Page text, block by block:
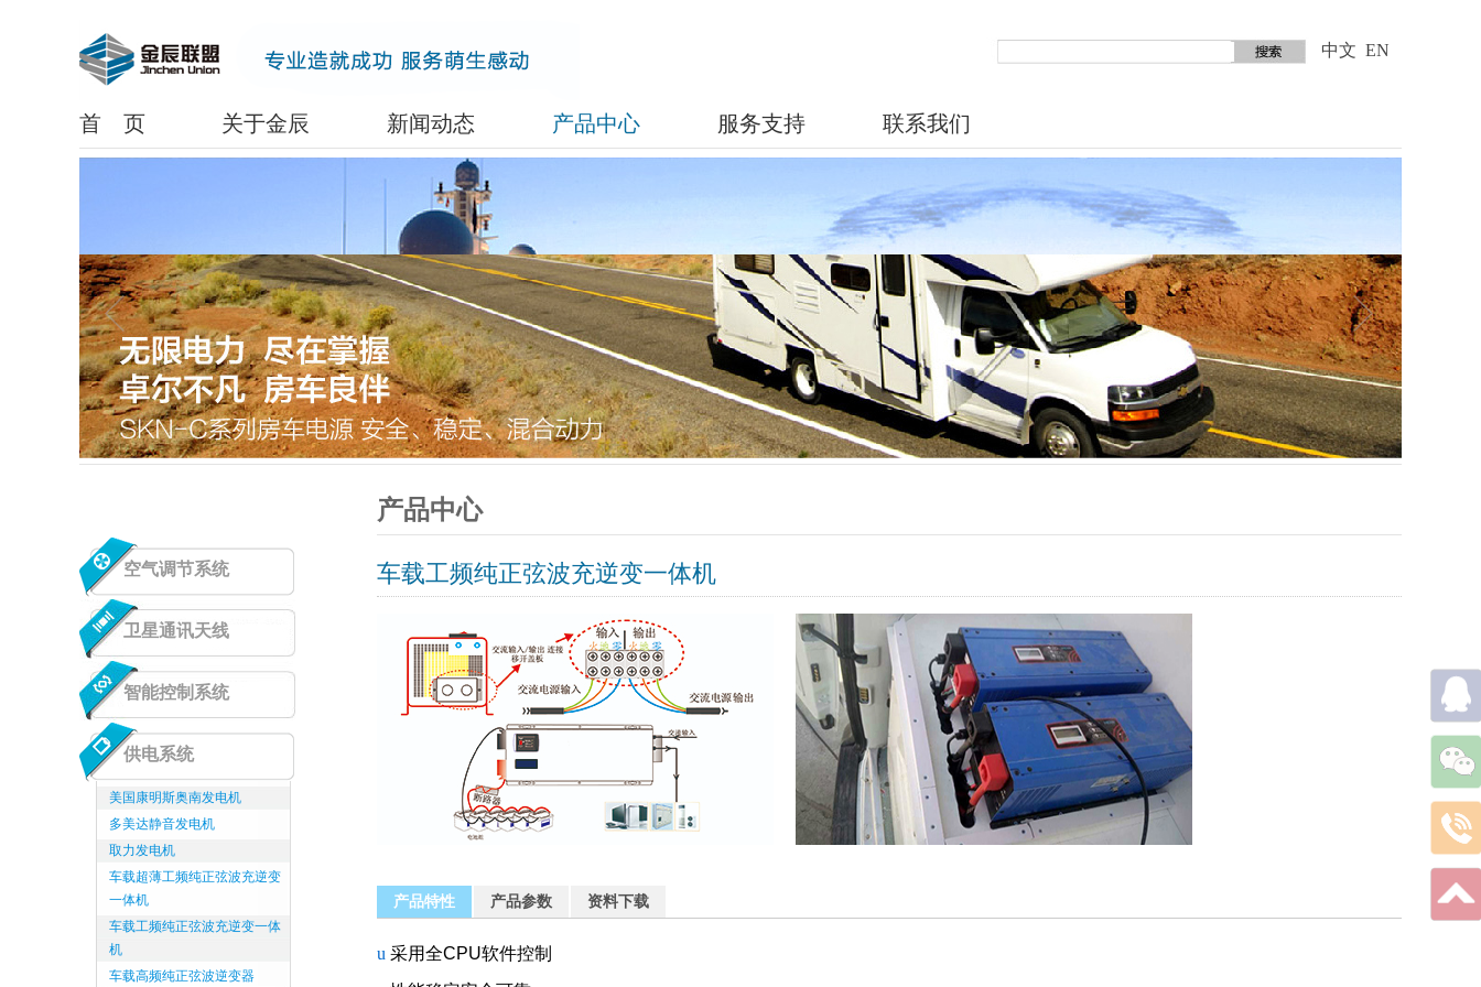
中文 EN
首 页 关于金辰 新闻动态 产品中心 服务支持 联系我们
产品中心
空气调节系统
卫星通讯天线
智能控制系统
供电系统
美国康明斯奥南发电机
多美达静音发电机
取力发电机
车载超薄工频纯正弦波充逆变
一体机
车载工频纯正弦波充逆变一体
机
车载高频纯正弦波逆变器
车载工频纯正弦波充逆变一体机
产品特性 产品参数 资料下载
u 采用全CPU软件控制